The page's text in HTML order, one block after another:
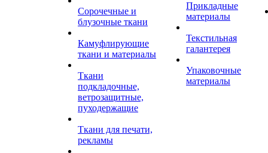
Сорочечные и
блузочные ткани
Камуфлирующие
ткани и материалы
Ткани
подкладочные,
ветрозащитные,
пуходержащие
Ткани для печати,
рекламы
Прикладные
материалы
Текстильная
галантерея
Упаковочные
материалы